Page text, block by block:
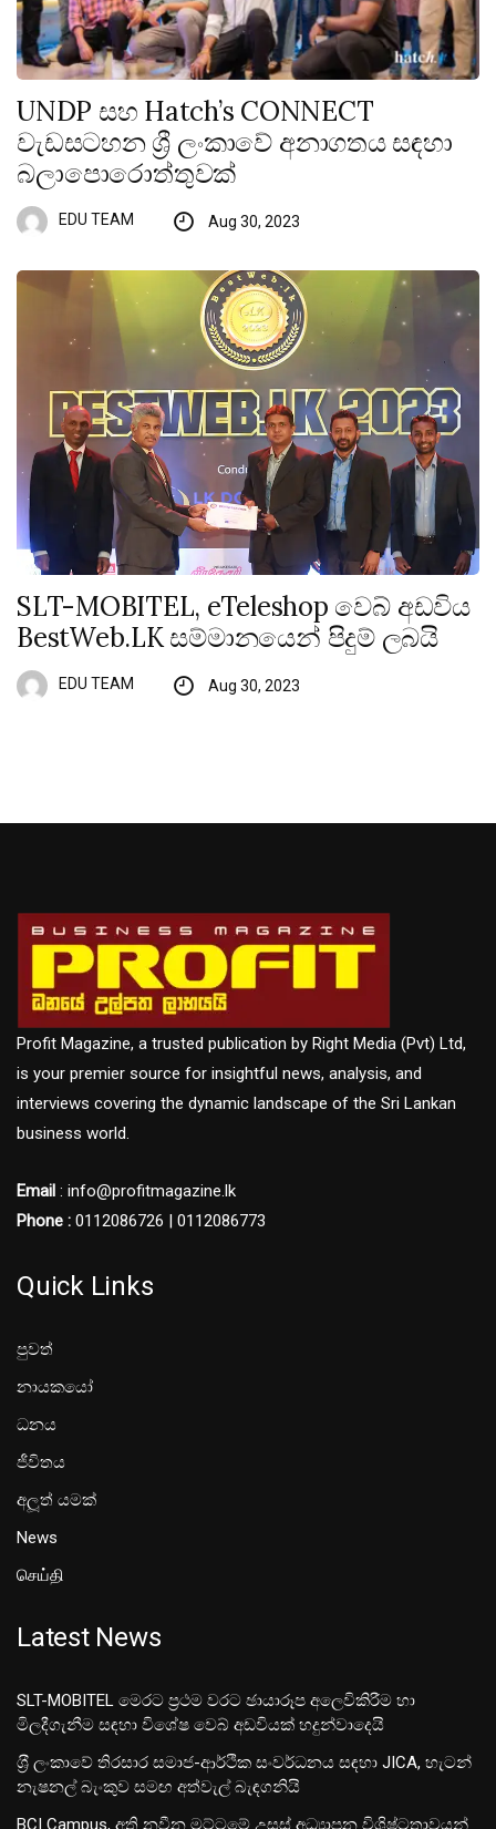
UNDP සහ Hatch’s CONNECT
වැඩසටහන ශ්‍රී ලංකාවේ අනාගතය සඳහා
බලාපොරොත්තුවක්
EDU TEAM Aug 30, 2023
SLT-MOBITEL, eTeleshop වෙබ් අඩවිය
BestWeb.LK සම්මානයෙන් පිදුම් ලබයි
EDU TEAM Aug 30, 2023
Profit Magazine, a trusted publication by Right Media (Pvt) Ltd,
is your premier source for insightful news, analysis, and
interviews covering the dynamic landscape of the Sri Lankan
business world.
Email : info@profitmagazine.lk
Phone : 0112086726 | 0112086773
Quick Links
පුවත්
නායකයෝ
ධනය
ජීවිතය
අලූත් යමක්
News
செய்தி
Latest News
SLT-MOBITEL මෙරට ප්‍රථම වරට ඡායාරූප අලෙවිකිරීම හා
මිලදීගැනීම සඳහා විශේෂ වෙබ් අඩවියක් හදුන්වාදෙයි
ශ‍්‍රී ලංකාවේ තිරසාර සමාජ-ආර්ථික සංවර්ධනය සඳහා JICA, හැටන්
නැෂනල් බැංකුව සමඟ අත්වැල් බැඳගනියි
BCI Campus, අති නවීන මට්ටමේ උසස් අධ්‍යාපන විශිෂ්ටතාවයන්